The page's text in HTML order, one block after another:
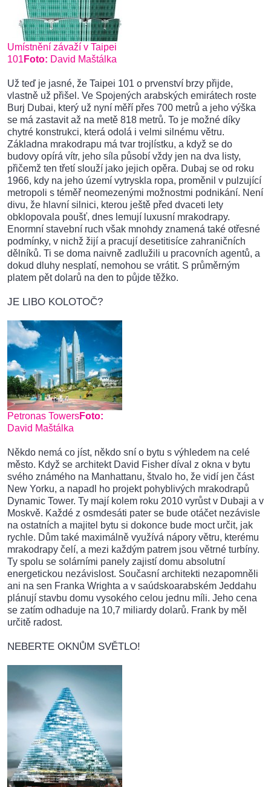
Umístnění závaží v Taipei
101 Foto: David Maštálka
Už teď je jasné, že Taipei 101 o prvenství brzy přijde,
vlastně už přišel. Ve Spojených arabských emirátech roste
Burj Dubai, který už nyní měří přes 700 metrů a jeho výška
se má zastavit až na metě 818 metrů. To je možné díky
chytré konstrukci, která odolá i velmi silnému větru.
Základna mrakodrapu má tvar trojlístku, a když se do
budovy opírá vítr, jeho síla působí vždy jen na dva listy,
přičemž ten třetí slouží jako jejich opěra. Dubaj se od roku
1966, kdy na jeho území vytryskla ropa, proměnil v pulzující
metropoli s téměř neomezenými možnostmi podnikání. Není
divu, že hlavní silnici, kterou ještě před dvaceti lety
obklopovala poušť, dnes lemují luxusní mrakodrapy.
Enormní stavební ruch však mnohdy znamená také otřesné
podmínky, v nichž žijí a pracují desetitisíce zahraničních
dělníků. Ti se doma naivně zadlužili u pracovních agentů, a
dokud dluhy nesplatí, nemohou se vrátit. S průměrným
platem pět dolarů na den to půjde těžko.
JE LIBO KOLOTOČ?
Petronas TowersFoto:
David Maštálka
Někdo nemá co jíst, někdo sní o bytu s výhledem na celé
město. Když se architekt David Fisher díval z okna v bytu
svého známého na Manhattanu, štvalo ho, že vidí jen část
New Yorku, a napadl ho projekt pohyblivých mrakodrapů
Dynamic Tower. Ty mají kolem roku 2010 vyrůst v Dubaji a v
Moskvě. Každé z osmdesáti pater se bude otáčet nezávisle
na ostatních a majitel bytu si dokonce bude moct určit, jak
rychle. Dům také maximálně využívá nápory větru, kterému
mrakodrapy čelí, a mezi každým patrem jsou větrné turbíny.
Ty spolu se solárními panely zajistí domu absolutní
energetickou nezávislost. Současní architekti nezapomněli
ani na sen Franka Wrighta a v saúdskoarabském Jeddahu
plánují stavbu domu vysokého celou jednu míli. Jeho cena
se zatím odhaduje na 10,7 miliardy dolarů. Frank by měl
určitě radost.
NEBERTE OKNŮM SVĚTLO!